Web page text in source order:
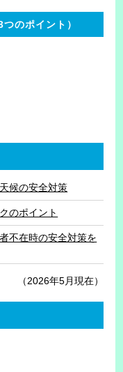
のポイント）
候の安全対策
のポイント
不在時の安全対策を
（2026年5月現在）